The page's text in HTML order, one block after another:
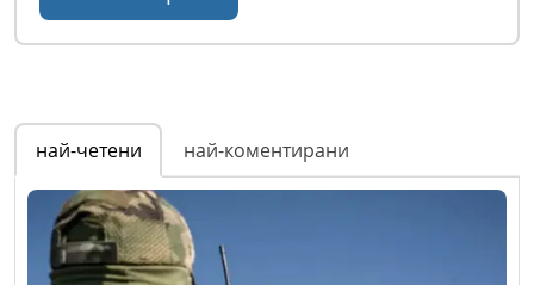
най-четени най-коментирани